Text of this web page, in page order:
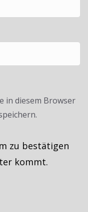
in diesem Browser
zu bestätigen
kommt.